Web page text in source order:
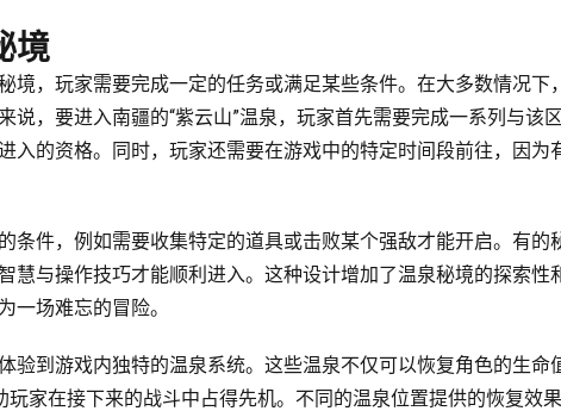
境
境，玩家需要完成一定的任务或满足某些条件。在大多数情况下
说，要进入南疆的“紫云山”温泉，玩家首先需要完成一系列与该
入的资格。同时，玩家还需要在游戏中的特定时间段前往，因为
条件，例如需要收集特定的道具或击败某个强敌才能开启。有的
慧与操作技巧才能顺利进入。这种设计增加了温泉秘境的探索性
一场难忘的冒险。
验到游戏内独特的温泉系统。这些温泉不仅可以恢复角色的生命
家在接下来的战斗中占得先机。不同的温泉位置提供的恢复效